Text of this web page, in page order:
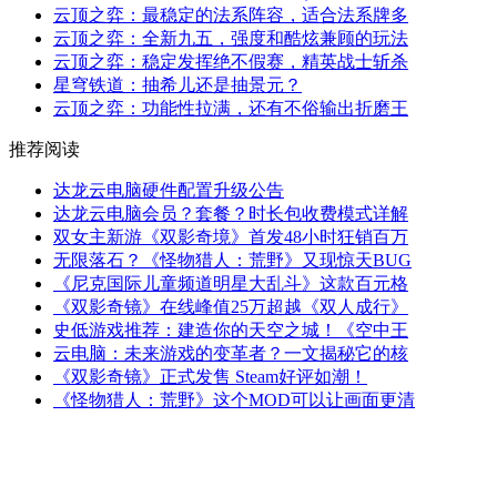
云顶之弈：最稳定的法系阵容，适合法系牌多
云顶之弈：全新九五，强度和酷炫兼顾的玩法
云顶之弈：稳定发挥绝不假赛，精英战士斩杀
星穹铁道：抽希儿还是抽景元？
云顶之弈：功能性拉满，还有不俗输出折磨王
推荐阅读
达龙云电脑硬件配置升级公告
达龙云电脑会员？套餐？时长包收费模式详解
双女主新游《双影奇境》首发48小时狂销百万
无限落石？《怪物猎人：荒野》又现惊天BUG
《尼克国际儿童频道明星大乱斗》这款百元格
《双影奇镜》在线峰值25万超越《双人成行》
史低游戏推荐：建造你的天空之城！《空中王
云电脑：未来游戏的变革者？一文揭秘它的核
《双影奇镜》正式发售 Steam好评如潮！
《怪物猎人：荒野》这个MOD可以让画面更清